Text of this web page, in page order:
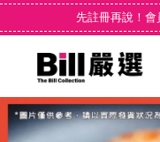
先註冊再說！
您的購物